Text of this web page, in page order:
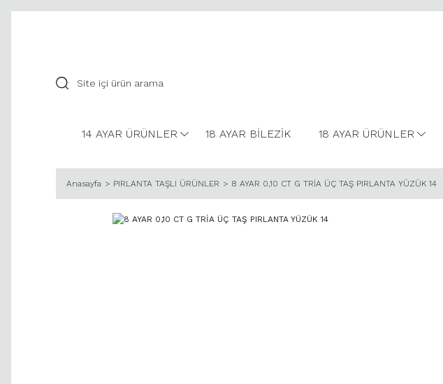
14 AYAR ÜRÜNLER 18 AYAR BİLEZİK 18 AYAR ÜRÜNLER
Anasayfa PIRLANTA TAŞLI ÜRÜNLER 8 AYAR 0,10 CT G TRİA ÜÇ TAŞ PIRLANTA YÜZÜK 14